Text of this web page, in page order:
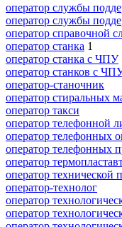
оператор службы
оператор службы
оператор справочной
оператор станка 1
оператор станка с ЧПУ
оператор станков с
оператор-станочник
оператор стиральных
оператор такси
оператор телефонной
оператор телефонных
оператор телефонных
оператор
оператор технической
оператор-технолог
оператор
оператор